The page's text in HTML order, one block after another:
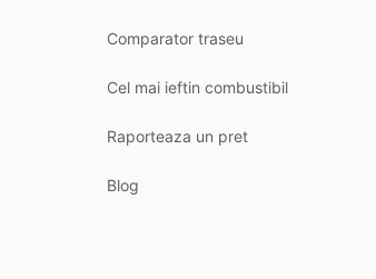
Comparator traseu
Cel mai ieftin combustibil
Raporteaza un pret
Blog